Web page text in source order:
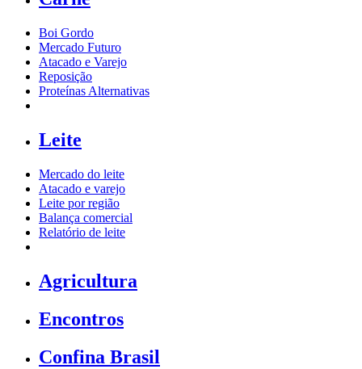
Boi Gordo
Mercado Futuro
Atacado e Varejo
Reposição
Proteínas Alternativas
Leite
Mercado do leite
Atacado e varejo
Leite por região
Balança comercial
Relatório de leite
Agricultura
Encontros
Confina Brasil